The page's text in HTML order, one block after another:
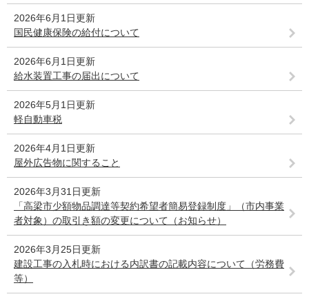
2026年6月1日更新
国民健康保険の給付について
2026年6月1日更新
給水装置工事の届出について
2026年5月1日更新
軽自動車税
2026年4月1日更新
屋外広告物に関すること
2026年3月31日更新
「高梁市少額物品調達等契約希望者簡易登録制度」（市内事業
者対象）の取引き額の変更について（お知らせ）
2026年3月25日更新
建設工事の入札時における内訳書の記載内容について（労務費
等）